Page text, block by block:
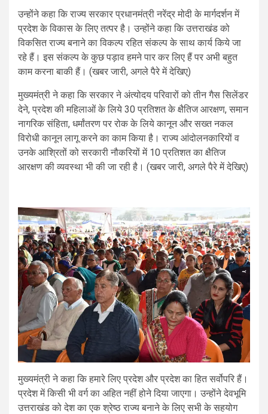
उन्होंने कहा कि राज्य सरकार प्रधानमंत्री नरेंद्र मोदी के मार्गदर्शन में
प्रदेश के विकास के लिए तत्पर है। उन्होंने कहा कि उत्तराखंड को
विकसित राज्य बनाने का विकल्प रहित संकल्प के साथ कार्य किये जा
रहे हैं। इस संकल्प के कुछ पड़ाव हमने पार कर लिए हैं पर अभी बहुत
काम करना बाकी हैं। (खबर जारी, अगले पैरे में देखिए)
मुख्यमंत्री ने कहा कि सरकार ने अंत्योदय परिवारों को तीन गैस सिलेंडर
देने, प्रदेश की महिलाओं के लिये 30 प्रतिशत के क्षैतिज आरक्षण, समान
नागरिक संहिता, धर्मांतरण पर रोक के लिये कानून और सख्त नकल
विरोधी कानून लागू करने का काम किया है। राज्य आंदोलनकारियों व
उनके आश्रितों को सरकारी नौकरियों में 10 प्रतिशत का क्षैतिज
आरक्षण की व्यवस्था भी की जा रही है। (खबर जारी, अगले पैरे में देखिए)
मुख्यमंत्री ने कहा कि हमारे लिए प्रदेश और प्रदेश का हित सर्वोपरि हैं।
प्रदेश में किसी भी वर्ग का अहित नहीं होने दिया जाएगा। उन्होंने देवभूमि
उत्तराखंड को देश का एक श्रेष्ठ राज्य बनाने के लिए सभी के सहयोग